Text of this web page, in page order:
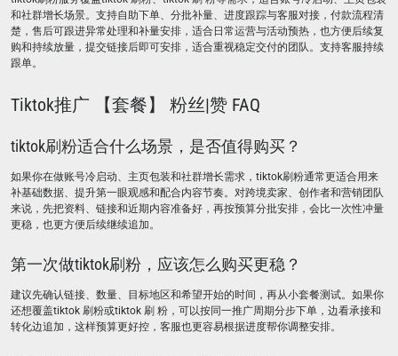
和社群增长场景。支持自助下单、分批补量、进度跟踪与客服对接，付款流程清
楚，售后可跟进异常处理和补量安排，适合日常运营与活动预热，也方便后续复
购和持续放量，提交链接后即可安排，适合重视稳定交付的团队。支持客服持续
跟单。
Tiktok推广 【套餐】 粉丝|赞 FAQ
tiktok刷粉适合什么场景，是否值得购买？
如果你在做账号冷启动、主页包装和社群增长需求，tiktok刷粉通常更适合用来
补基础数据、提升第一眼观感和配合内容节奏。对跨境卖家、创作者和营销团队
来说，先把资料、链接和近期内容准备好，再按预算分批安排，会比一次性冲量
更稳，也更方便后续继续追加。
第一次做tiktok刷粉，应该怎么购买更稳？
建议先确认链接、数量、目标地区和希望开始的时间，再从小套餐测试。如果你
还想覆盖tiktok 刷粉或tiktok 刷 粉，可以按同一推广周期分步下单，边看承接和
转化边追加，这样预算更好控，客服也更容易根据进度帮你调整安排。